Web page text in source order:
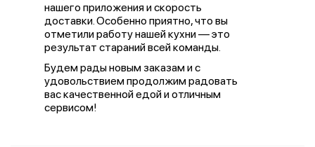
нашего приложения и скорость
доставки. Особенно приятно, что вы
отметили работу нашей кухни — это
результат стараний всей команды.
Будем рады новым заказам и с
удовольствием продолжим радовать
вас качественной едой и отличным
сервисом!